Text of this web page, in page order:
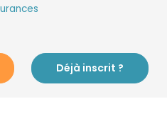
Déjà inscrit ?